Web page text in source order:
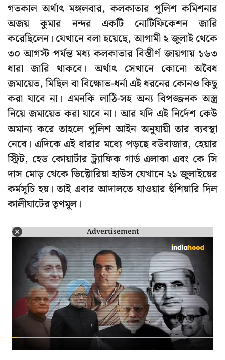
গতকাল অর্থাৎ মঙ্গলবার, কলকাতার পুলিশ কমিশনার
অজয় কুমার নন্দর একটি নোটিফিকেশন জারি
করেছিলেন। যেখানে বলা হয়েছে, আগামী ২ জুলাই থেকে
৩০ আগস্ট পর্যন্ত মধ্য কলকাতার বিস্তীর্ণ জায়গায় ১৬৩
ধারা জারি থাকবে। অর্থাৎ সেখানে কোনো অবৈধ
জমায়েত, মিছিল বা বিক্ষোভ-ধর্না এই ধরনের কোনও কিছু
করা যাবে না। এমনকি লাঠি-সহ অন্য বিপজ্জনক অস্ত্র
নিয়ে জমায়েত করা যাবে না। আর যদি এই নির্দেশ কেউ
অমান্য করে তাহলে পুলিশ আইন অনুযায়ী তার ব্যবস্থা
নেবে। এদিকে এই ধারার মধ্যে পড়ছে বউবাজার, হেয়ার
স্ট্রিট, হেড কোয়ার্টার ট্র্যাফিক গার্ড এলাকা এবং কে সি
দাস মোড় থেকে ভিক্টোরিয়া হাউস যেখানে ২১ জুলাইয়ের
কর্মসূচি হয়। তাই এবার আদালতে যাওয়ার হুঁশিয়ারি দিল
কালীঘাটের তৃণমূল।
Advertisement